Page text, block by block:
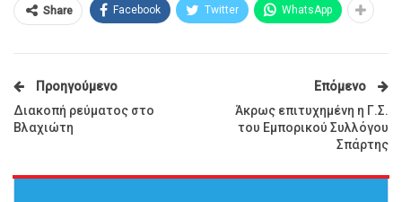
Share Facebook Twitter WhatsApp
Προηγούμενο
Διακοπή ρεύματος στο
Βλαχιώτη
Επόμενο
Άκρως επιτυχημένη η Γ.Σ.
του Εμπορικού Συλλόγου
Σπάρτης